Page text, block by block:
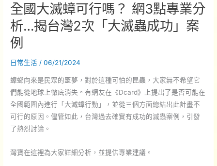
全國大滅蟑可行嗎？ 網3點專業分
析…揭台灣2次「大滅蟲成功」案
例
日常生活 /06/21/2024
蟑螂向來是民眾的噩夢，對於這種可怕的昆蟲，大家無不希望它
們能從地球上徹底消失。有網友在《Dcard》上提出了是否可能在
全國範圍內進行「大滅蟑行動」，並從三個方面總結出此計畫不
可行的原因。儘管如此，台灣過去確實有成功的滅蟲案例，引發
了熱烈討論。
灣寶在這裡為大家詳細分析，並提供專業建議。